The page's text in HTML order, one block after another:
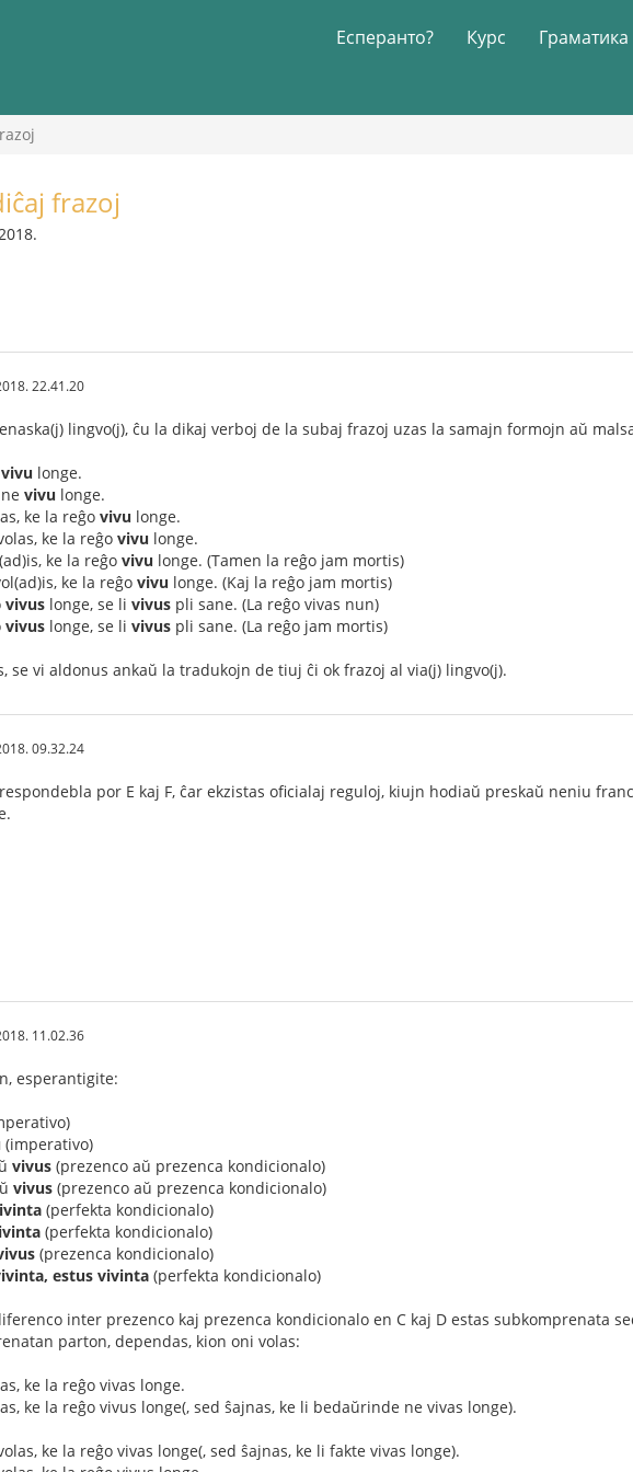
Есперанто? Курс Граматика
frazoj
22.41.20
lingvo(j), ĉu la dikaj verboj de la subaj frazoj uzas la samajn formojn aŭ
vivu longe.
vivu longe.
ke la reĝo vivu longe.
ke la reĝo vivu longe.
ke la reĝo vivu longe. (Tamen la reĝo jam mortis)
ke la reĝo vivu longe. (Kaj la reĝo jam mortis)
vivus longe, se li vivus pli sane. (La reĝo vivas nun)
vivus longe, se li vivus pli sane. (La reĝo jam mortis)
se vi aldonus ankaŭ la tradukojn de tiuj ĉi ok frazoj al via(j) lingvo(j).
09.32.24
por E kaj F, ĉar ekzistas oficialaj reguloj, kiujn hodiaŭ preskaŭ neniu
11.02.36
esperantigite:
(imperativo)
vivus (prezenco aŭ prezenca kondicionalo)
vivus (prezenco aŭ prezenca kondicionalo)
(perfekta kondicionalo)
(perfekta kondicionalo)
(prezenca kondicionalo)
estus vivinta (perfekta kondicionalo)
inter prezenco kaj prezenca kondicionalo en C kaj D estas subkomprenata
parton, dependas, kion oni volas:
ke la reĝo vivas longe.
ke la reĝo vivus longe(, sed ŝajnas, ke li bedaŭrinde ne vivas longe).
ke la reĝo vivas longe(, sed ŝajnas, ke li fakte vivas longe).